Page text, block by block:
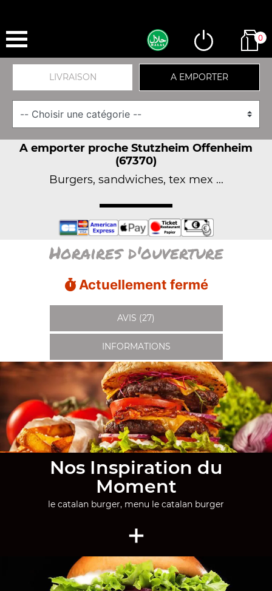
0
LIVRAISON A EMPORTER
A emporter proche Stutzheim Offenheim
(67370)
Burgers, sandwiches, tex mex ...
Horaires d'ouverture
Actuellement fermé
AVIS (27)
INFORMATIONS
Nos Inspiration du
Moment
le catalan burger, menu le catalan burger
+